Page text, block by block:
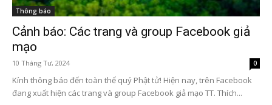
Thông báo
Cảnh báo: Các trang và group Facebook giả
mạo
10 Tháng Tư, 2024 0
Kính thông báo đến toàn thể quý Phật tử! Hiện nay, trên Facebook
đang xuất hiện các trang và group Facebook giả mạo TT. Thích...